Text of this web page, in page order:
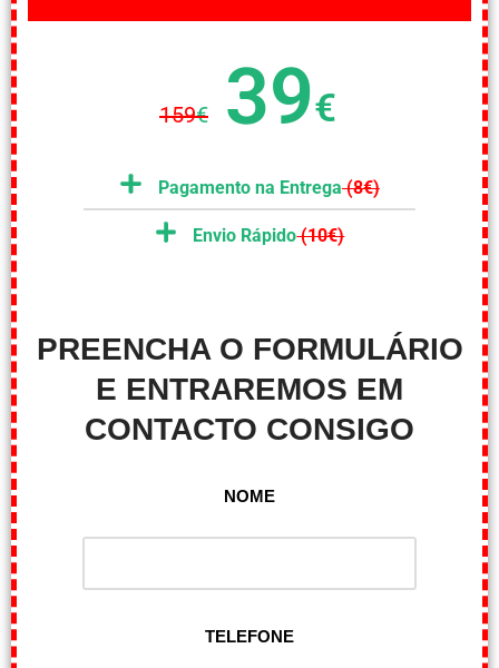
159€ 39€
Pagamento na Entrega(8€)
Envio Rápido(10€)
PREENCHA O FORMULÁRIO
E ENTRAREMOS EM
CONTACTO CONSIGO
NOME
TELEFONE